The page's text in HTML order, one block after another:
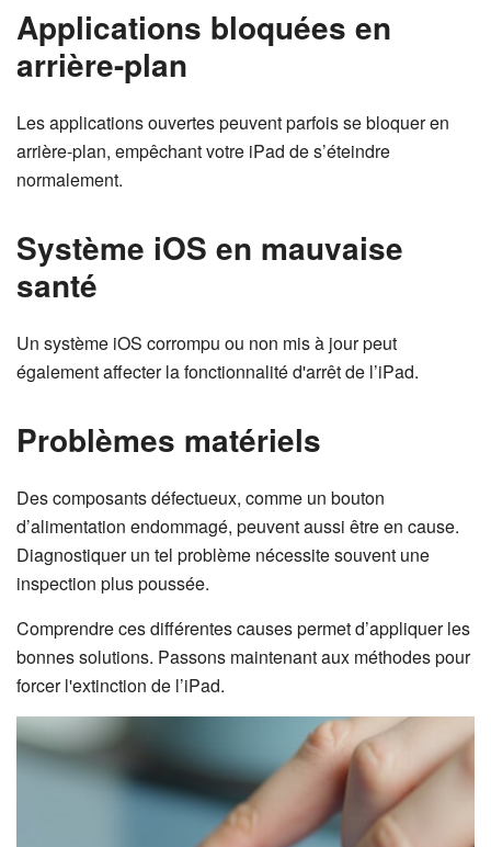
Applications bloquées en
arrière-plan
Les applications ouvertes peuvent parfois se bloquer en
arrière-plan, empêchant votre iPad de s’éteindre
normalement.
Système iOS en mauvaise
santé
Un système iOS corrompu ou non mis à jour peut
également affecter la fonctionnalité d'arrêt de l’iPad.
Problèmes matériels
Des composants défectueux, comme un bouton
d’alimentation endommagé, peuvent aussi être en cause.
Diagnostiquer un tel problème nécessite souvent une
inspection plus poussée.
Comprendre ces différentes causes permet d’appliquer les
bonnes solutions. Passons maintenant aux méthodes pour
forcer l'extinction de l’iPad.